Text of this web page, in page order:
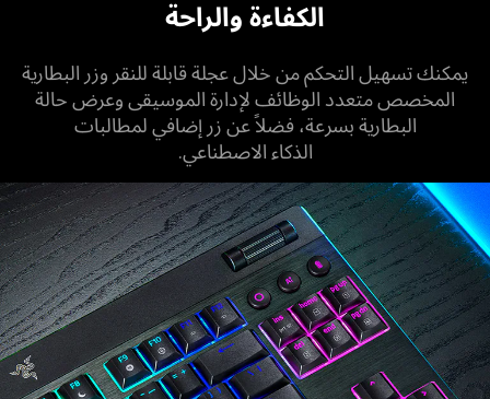
الكفاءة والراحة
يمكنك تسهيل التحكم من خلال عجلة قابلة للنقر وزر البطارية
المخصص متعدد الوظائف لإدارة الموسيقى وعرض حالة
البطارية بسرعة، فضلاً عن زر إضافي لمطالبات
الذكاء الاصطناعي.